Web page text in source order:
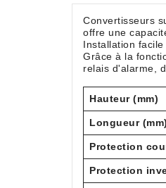
Convertisseurs
offre une
Installation
Grâce à la
relais d'alarme,
Hauteur (mm)
Longueur (mm)
Protection
Protection